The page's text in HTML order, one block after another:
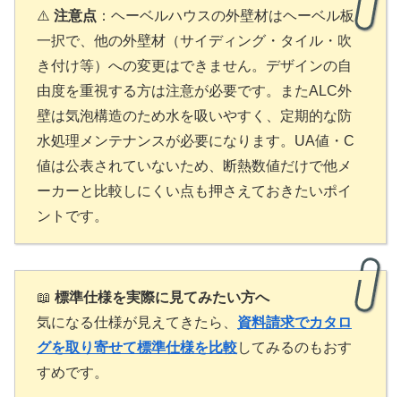
⚠️ 注意点 ：ヘーベルハウスの外壁材はヘーベル板
一択で、他の外壁材（サイディング・タイル・吹
き付け等）への変更はできません。デザインの自
由度を重視する方は注意が必要です。またALC外
壁は気泡構造のため水を吸いやすく、定期的な防
水処理メンテナンスが必要になります。UA値・C
値は公表されていないため、断熱数値だけで他メ
ーカーと比較しにくい点も押さえておきたいポイ
ントです。
📖 標準仕様を実際に見てみたい方へ
気になる仕様が見えてきたら、 資料請求でカタロ
グを取り寄せて標準仕様を比較してみるのもおす
すめです。